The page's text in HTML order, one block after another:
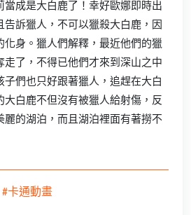
當成是大白鹿了！幸好歐娜即時出
告訴獵人，不可以獵殺大白鹿，因
化身。獵人們解釋，最近他們的獵
走了，不得已他們才來到深山之中
子們也只好跟著獵人，追趕在大白
大白鹿不但沒有被獵人給射傷，反
麗的湖泊，而且湖泊裡面有著撈不
#卡通動畫